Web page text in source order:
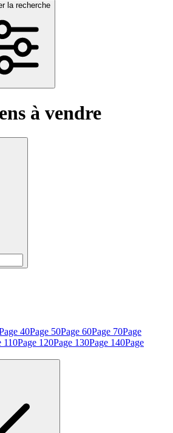
la recherche
à vendre
40Page 50Page 60Page 70Page
110Page 120Page 130Page 140Page